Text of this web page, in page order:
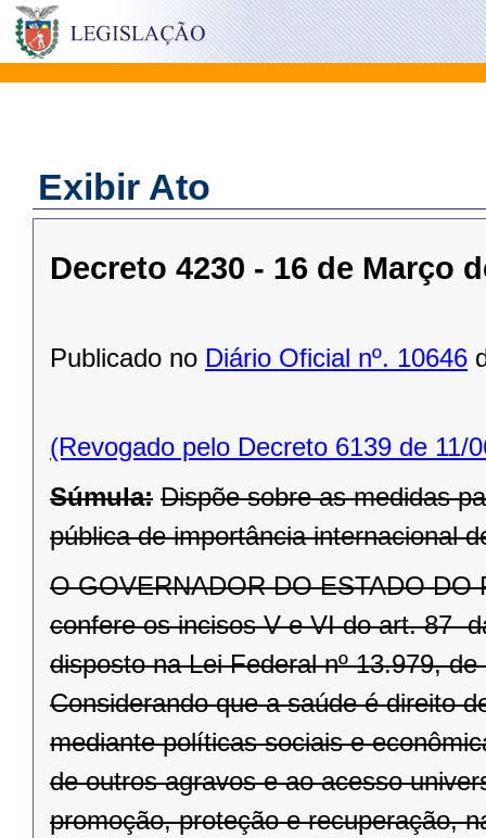
Exibir Ato
Decreto 4230 - 16 de Março
Publicado no Diário Oficial nº. 10646
(Revogado pelo Decreto 6139 de 11/
Súmula: Dispõe sobre as medidas
pública de importância internacional
O GOVERNADOR DO ESTADO DO
confere os incisos V e VI do art. 87
disposto na Lei Federal nº 13.979,
Considerando que a saúde é direito
mediante políticas sociais e
de outros agravos e ao acesso
promoção, proteção e recuperação,